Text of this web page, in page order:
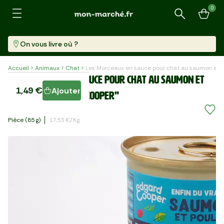
Recherche
0
On vous livre où ?
Accueil Animaux Chat Les Morceaux en sauce pour chat au saumon et
Les Morceaux en sauce pour chat au saumon et
poulet "Edgard & Cooper"
Pièce (85 G) 17,53 €/kg
1,49 € Ajouter